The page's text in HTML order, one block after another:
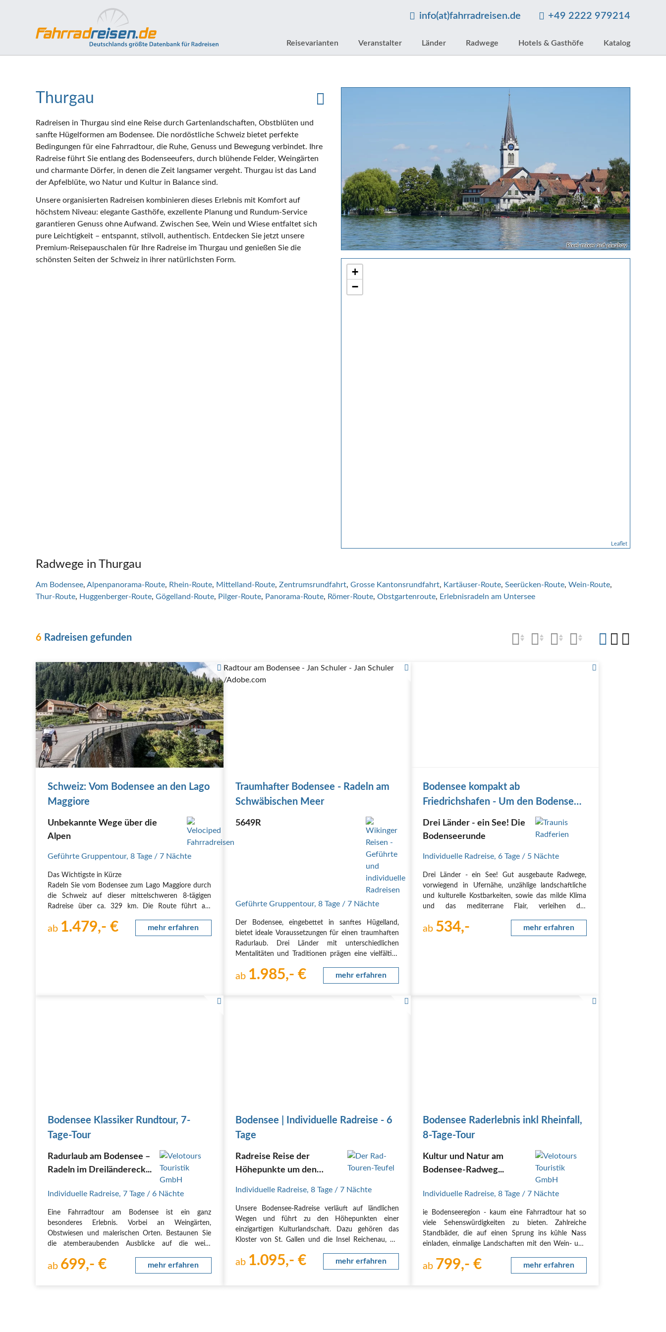
info(at)fahrradreisen.de +49 2222 979214
Reisevarianten Veranstalter Länder Radwege Hotels & Gasthöfe Katalog
Pixel-mixer auf pixabay
+
−
Leaflet
Thurgau
Radreisen in Thurgau sind eine Reise durch Gartenlandschaften, Obstblüten und
sanfte Hügelformen am Bodensee. Die nordöstliche Schweiz bietet perfekte
Bedingungen für eine Fahrradtour, die Ruhe, Genuss und Bewegung verbindet. Ihre
Radreise führt Sie entlang des Bodenseeufers, durch blühende Felder, Weingärten
und charmante Dörfer, in denen die Zeit langsamer vergeht. Thurgau ist das Land
der Apfelblüte, wo Natur und Kultur in Balance sind.
Unsere organisierten Radreisen kombinieren dieses Erlebnis mit Komfort auf
höchstem Niveau: elegante Gasthöfe, exzellente Planung und Rundum-Service
garantieren Genuss ohne Aufwand. Zwischen See, Wein und Wiese entfaltet sich
pure Leichtigkeit – entspannt, stilvoll, authentisch. Entdecken Sie jetzt unsere
Premium-Reisepauschalen für Ihre Radreise im Thurgau und genießen Sie die
schönsten Seiten der Schweiz in ihrer natürlichsten Form.
Radwege in Thurgau
Am Bodensee Alpenpanorama-Route Rhein-Route Mittelland-Route Zentrumsrundfahrt Grosse Kantonsrundfahrt Kartäuser-Route Seerücken-Route Wein-Route
Thur-Route
Huggenberger-Route Gögelland-Route Pilger-Route Panorama-Route Römer-Route Obstgartenroute Erlebnisradeln am Untersee
6 Radreisen gefunden
Radfahrer auf Steinbrücke in Curaglia-Sedrun
Schweiz: Vom Bodensee an den Lago
Maggiore
Unbekannte Wege über die
Alpen
Geführte Gruppentour, 8 Tage / 7 Nächte
Das Wichtigste in Kürze
Radeln Sie vom Bodensee zum Lago Maggiore durch
die Schweiz auf dieser mittelschweren 8-tägigen
Radreise über ca. 329 km. Die Route führt am
Rheintal nach Chur, der ältesten Stadt nördlich der
Alpen. Weiter geht es durch die wilde…
ab 1.479,- € mehr erfahren
Radtour am Bodensee - Jan Schuler - Jan Schuler
/Adobe.com
Traumhafter Bodensee - Radeln am
Schwäbischen Meer
5649R
Geführte Gruppentour, 8 Tage / 7 Nächte
Der Bodensee, eingebettet in sanftes Hügelland,
bietet ideale Voraussetzungen für einen traumhaften
Radurlaub. Drei Länder mit unterschiedlichen
Mentalitäten und Traditionen prägen eine vielfältige
die Moderne bestimmen das Bild der vielen kleinen…
ab 1.985,- € mehr erfahren
Bodensee kompakt ab
Friedrichshafen - Um den Bodensee
ab Friedrichshafen
Drei Länder - ein See! Die
Bodenseerunde
Individuelle Radreise,6 Tage / 5 Nächte
Drei Länder - ein See! Gut ausgebaute Radwege,
vorwiegend in Ufernähe, unzählige landschaftliche
und kulturelle Kostbarkeiten, sowie das milde Klima
und das mediterrane Flair, verleihen der
„Pedalritter“.
ab 534,- mehr erfahren
Bodensee Klassiker Rundtour, 7-
Tage-Tour
Radurlaub am Bodensee –
Radeln im Dreiländereck...
Individuelle Radreise, 7 Tage / 6 Nächte
Eine Fahrradtour am Bodensee ist ein ganz
besonderes Erlebnis. Vorbei an Weingärten,
Obstwiesen und malerischen Orten. Bestaunen Sie
die atemberaubenden Ausblicke auf die weite
hinter seinem Südufer erheben. Erkunden Sie die
ab 699,- € mehr erfahren
Bodensee | Individuelle Radreise - 6
Tage
Radreise Reise der
Höhepunkte um den
Individuelle Radreise, 8 Tage / 7 Nächte
Unsere Bodensee-Radreise verläuft auf ländlichen
Wegen und führt zu den Höhepunkten einer
einzigartigen Kulturlandschaft. Dazu gehören das
Kloster von St. Gallen und die Insel Reichenau, die
Altstadtinsel Lindau, Salem, Meersburg und die
ab 1.095,- € mehr erfahren
Bodensee Raderlebnis inkl Rheinfall,
8-Tage-Tour
Kultur und Natur am
Bodensee-Radweg...
Individuelle Radreise,8 Tage / 7 Nächte
ie Bodenseeregion - kaum eine Fahrradtour hat so
viele Sehenswürdigkeiten zu bieten. Zahlreiche
Standbäder, die auf einen Sprung ins kühle Nass
einladen, einmalige Landschaften mit den Wein- und
atemberaubende Ausblicke über die weite
ab 799,- € mehr erfahren